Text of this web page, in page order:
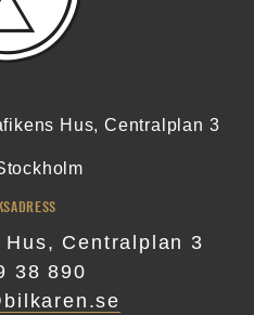
Hus, Centralplan 3
Centralplan 3
38 890